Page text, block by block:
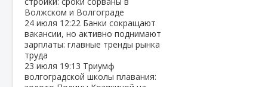
Волжском и Волгограде
24 июля 12:22 Банки сокращают
вакансии, но активно поднимают
зарплаты: главные тренды рынка
труда
23 июля 19:13 Триумф
волгоградской школы плавания: